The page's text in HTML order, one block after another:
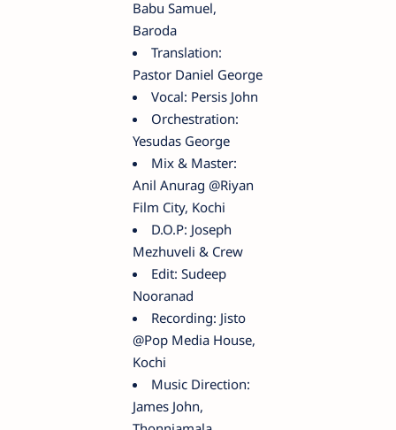
Babu Samuel,
Baroda
Translation:
Pastor Daniel George
Vocal: Persis John
Orchestration:
Yesudas George
Mix & Master:
Anil Anurag @Riyan
Film City, Kochi
D.O.P: Joseph
Mezhuveli & Crew
Edit: Sudeep
Nooranad
Recording: Jisto
@Pop Media House,
Kochi
Music Direction:
James John,